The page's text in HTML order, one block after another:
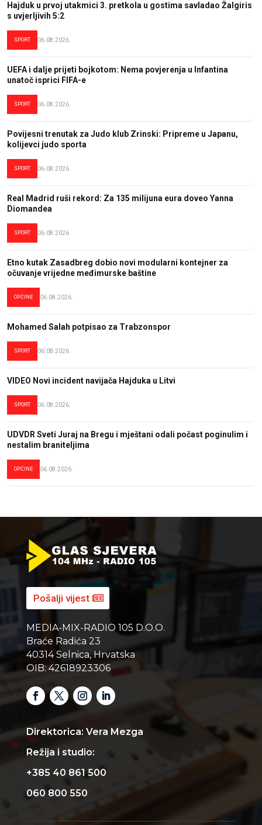
Hajduk u prvoj utakmici 3. pretkola u gostima savladao Žalgiris
s uvjerljivih 5:2
SPORT 06.08.2026.
UEFA i dalje prijeti bojkotom: Nema povjerenja u Infantina
unatoč isprici FIFA-e
SPORT 06.08.2026.
Povijesni trenutak za Judo klub Zrinski: Pripreme u Japanu,
kolijevci judo sporta
SPORT 06.08.2026.
Real Madrid ruši rekord: Za 135 milijuna eura doveo Yanna
Diomandea
SPORT 06.08.2026.
Etno kutak Zasadbreg dobio novi modularni kontejner za
očuvanje vrijedne međimurske baštine
OPĆINE 06.08.2026.
Mohamed Salah potpisao za Trabzonspor
SPORT 06.08.2026.
VIDEO Novi incident navijača Hajduka u Litvi
SPORT 06.08.2026.
UDVDR Sveti Juraj na Bregu i mještani odali počast poginulim i
nestalim braniteljima
OPĆINE 06.08.2026.
Pošalji vijest
MEDIA-MIX-RADIO 105 D.O.O.
Braće Radića 23
40314 Selnica, Hrvatska
OIB: 42618923306
Direktorica: Vera Mezga
Režija i studio:
+385 40 861 500
060 800 550